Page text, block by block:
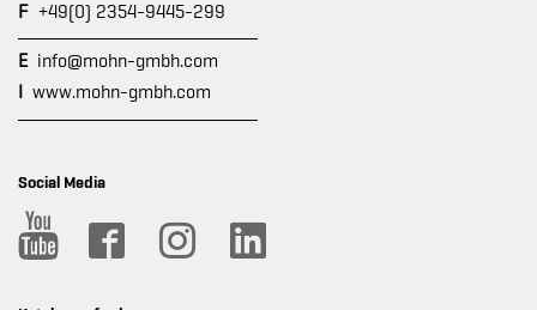
F +49(0) 2354-9445-299
E info@mohn-gmbh.com
I www.mohn-gmbh.com
Social Media